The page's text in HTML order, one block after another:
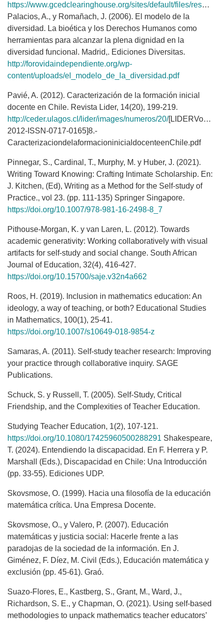
https://www.gcedclearinghouse.org/sites/default/files/resources/245656s.pdf
Palacios, A., y Romañach, J. (2006). El modelo de la
diversidad. La bioética y los Derechos Humanos como
herramientas para alcanzar la plena dignidad en la
diversidad funcional. Madrid,. Ediciones Diversitas.
http://forovidaindependiente.org/wp-
content/uploads/el_modelo_de_la_diversidad.pdf
Pavié, A. (2012). Caracterización de la formación inicial
docente en Chile. Revista Lider, 14(20), 199-219.
http://ceder.ulagos.cl/lider/images/numeros/20/
2012-ISSN-0717-0165]8.-
CaracterizaciondelaformacioninicialdocenteenChile.pdf
Pinnegar, S., Cardinal, T., Murphy, M. y Huber, J. (2021).
Writing Toward Knowing: Crafting Intimate Scholarship. En:
J. Kitchen, (Ed), Writing as a Method for the Self-study of
Practice., vol 23. (pp. 111-135) Springer Singapore.
https://doi.org/10.1007/978-981-16-2498-8_7
Pithouse-Morgan, K. y van Laren, L. (2012). Towards
academic generativity: Working collaboratively with visual
artifacts for self-study and social change. South African
Journal of Education, 32(4), 416-427.
https://doi.org/10.15700/saje.v32n4a662
Roos, H. (2019). Inclusion in mathematics education: An
ideology, a way of teaching, or both? Educational Studies
in Mathematics, 100(1), 25-41.
https://doi.org/10.1007/s10649-018-9854-z
Samaras, A. (2011). Self-study teacher research: Improving
your practice through collaborative inquiry. SAGE
Publications.
Schuck, S. y Russell, T. (2005). Self-Study, Critical
Friendship, and the Complexities of Teacher Education.
Studying Teacher Education, 1(2), 107-121.
https://doi.org/10.1080/17425960500288291 Shakespeare,
T. (2024). Entendiendo la discapacidad. En F. Herrera y P.
Marshall (Eds.), Discapacidad en Chile: Una Introducción
(pp. 33-55). Ediciones UDP.
Skovsmose, O. (1999). Hacia una filosofía de la educación
matemática crítica. Una Empresa Docente.
Skovsmose, O., y Valero, P. (2007). Educación
matemáticas y justicia social: Hacerle frente a las
paradojas de la sociedad de la información. En J.
Giménez, F. Díez, M. Civil (Eds.), Educación matemática y
exclusión (pp. 45-61). Graó.
Suazo-Flores, E., Kastberg, S., Grant, M., Ward, J.,
Richardson, S. E., y Chapman, O. (2021). Using self-based
methodologies to unpack mathematics teacher educators’